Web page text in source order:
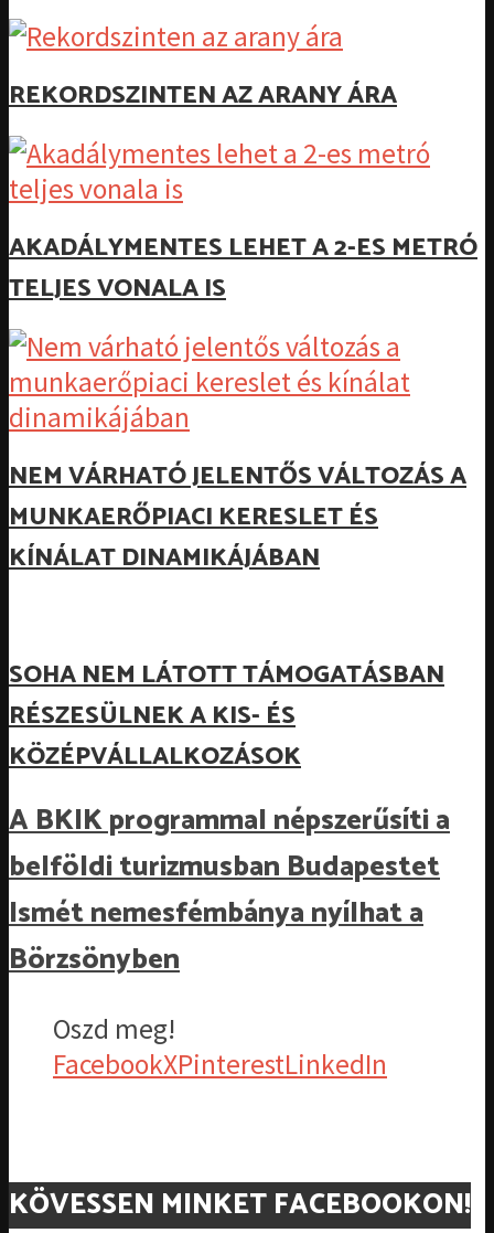
REKORDSZINTEN AZ ARANY ÁRA
AKADÁLYMENTES LEHET A 2-ES METRÓ
TELJES VONALA IS
NEM VÁRHATÓ JELENTŐS VÁLTOZÁS A
MUNKAERŐPIACI KERESLET ÉS
KÍNÁLAT DINAMIKÁJÁBAN
SOHA NEM LÁTOTT TÁMOGATÁSBAN
RÉSZESÜLNEK A KIS- ÉS
KÖZÉPVÁLLALKOZÁSOK
A BKIK programmal népszerűsíti a
belföldi turizmusban Budapestet
Ismét nemesfémbánya nyílhat a
Börzsönyben
Oszd meg!
FacebookXPinterestLinkedIn
KÖVESSEN MINKET FACEBOOKON!